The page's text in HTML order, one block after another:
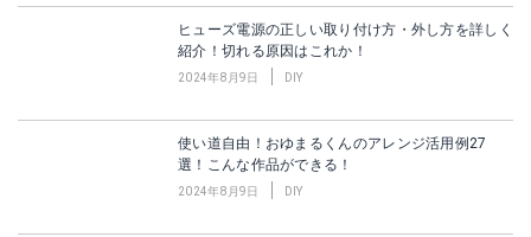
ヒューズ電源の正しい取り付け方・外し方を詳しく
紹介！切れる原因はこれか！
2024年8月9日 DIY
使い道自由！おゆまるくんのアレンジ活用例27
選！こんな作品ができる！
2024年8月9日 DIY